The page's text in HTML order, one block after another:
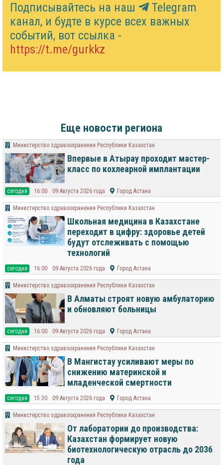
Подписывайтесь на наш
Telegram
канал, и будте в курсе всех важных
событий, вот ссылка -
https://t.me/gurkkz
Еще новости региона
Министерство здравоохранения Республики Казахстан
Впервые в Атырау проходит мастер-
класс по кохлеарной имплантации
cегодня 16:00 09 Августа 2026 года Город Астана
Министерство здравоохранения Республики Казахстан
Школьная медицина в Казахстане
переходит в цифру: здоровье детей
будут отслеживать с помощью
технологий
cегодня 16:00 09 Августа 2026 года Город Астана
Министерство здравоохранения Республики Казахстан
В Алматы строят новую амбулаторию
и обновляют больницы
cегодня 16:00 09 Августа 2026 года Город Астана
Министерство здравоохранения Республики Казахстан
В Мангистау усиливают меры по
снижению материнской и
младенческой смертности
cегодня 15:30 09 Августа 2026 года Город Астана
Министерство здравоохранения Республики Казахстан
От лаборатории до производства:
Казахстан формирует новую
биотехнологическую отрасль до 2036
года